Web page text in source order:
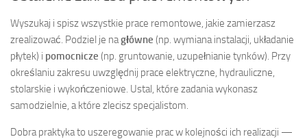
Wyszukaj i spisz wszystkie prace remontowe, jakie zamierzasz
zrealizować. Podziel je nagłówne (np. wymiana instalacji, układanie
płytek) i pomocnicze (np. gruntowanie, uzupełnianie tynków). Przy
określaniu zakresu uwzględnij prace elektryczne, hydrauliczne,
stolarskie i wykończeniowe. Ustal, które zadania wykonasz
samodzielnie, a które zlecisz specjalistom.
Dobra praktyka to uszeregowanie prac w kolejności ich realizacji —